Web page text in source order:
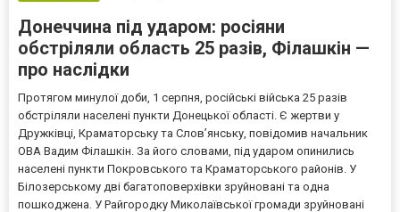
Донеччина під ударом: росіяни
обстріляли область 25 разів, Філашкін —
про наслідки
Протягом минулої доби, 1 серпня, російські війська 25 разів
обстріляли населені пункти Донецької області. Є жертви у
Дружківці, Краматорську та Слов’янську, повідомив начальник
ОВА Вадим Філашкін. За його словами, під ударом опинились
населені пункти Покровського та Краматорського районів. У
Білозерському дві багатоповерхівки зруйновані та одна
пошкоджена. У Райгородку Миколаївської громади зруйновані